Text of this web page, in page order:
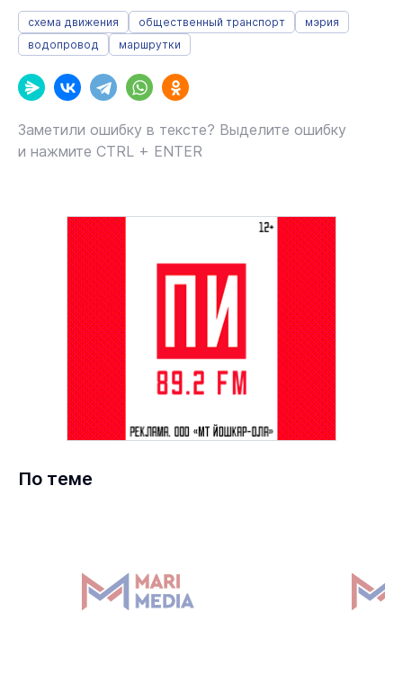
схема движения общественный транспорт
мэрия
водопровод
маршрутки
Заметили ошибку в тексте? Выделите ошибку
и нажмите CTRL + ENTER
По теме